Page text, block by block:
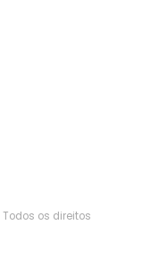
| Todos os direitos